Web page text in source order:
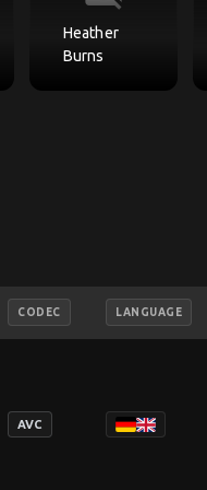
Heather
Burns
CODEC LANGUAGE
AVC